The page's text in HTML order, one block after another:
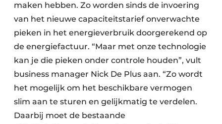
maken hebben. Zo worden sinds de invoering
van het nieuwe capaciteitstarief onverwachte
pieken in het energieverbruik doorgerekend op
de energiefactuur. “Maar met onze technologie
kan je die pieken onder controle houden”, vult
business manager Nick De Plus aan. “Zo wordt
het mogelijk om het beschikbare vermogen
slim aan te sturen en gelijkmatig te verdelen.
Daarbij moet de bestaande